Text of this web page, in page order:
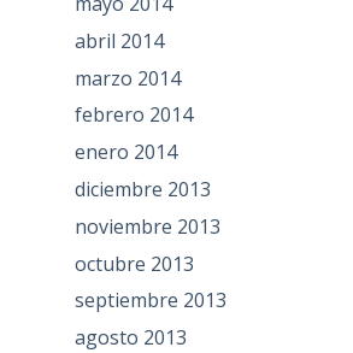
abril 2014
marzo 2014
febrero 2014
enero 2014
diciembre 2013
noviembre 2013
octubre 2013
septiembre 2013
agosto 2013